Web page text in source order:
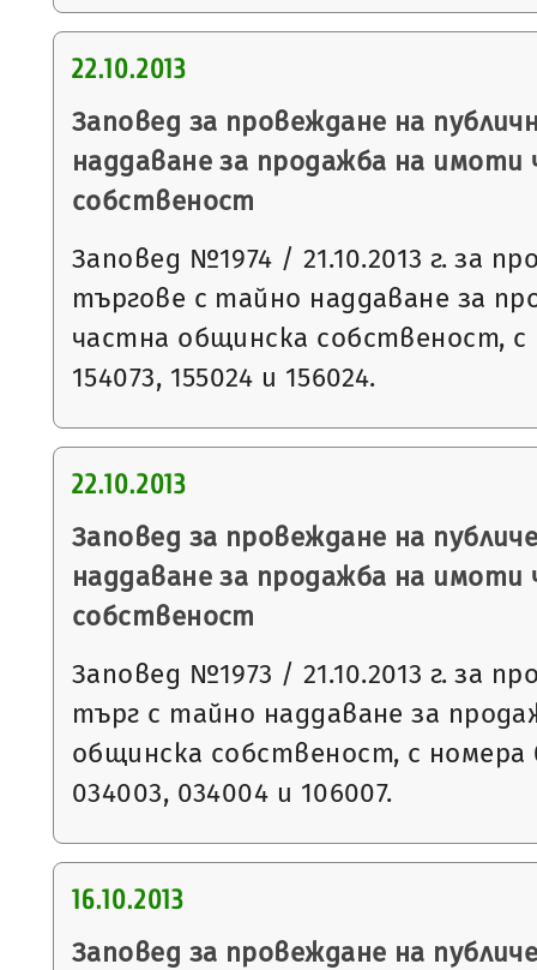
22.10.2013
Заповед за провеждане на
наддаване за продажба на
собственост
Заповед №1974 / 21.10.2013 г. за
търгове с тайно наддаване за
частна общинска собственост, с
154073, 155024 и 156024.
22.10.2013
Заповед за провеждане на
наддаване за продажба на
собственост
Заповед №1973 / 21.10.2013 г. за
търг с тайно наддаване за
общинска собственост, с номера
034003, 034004 и 106007.
16.10.2013
Заповед за провеждане на